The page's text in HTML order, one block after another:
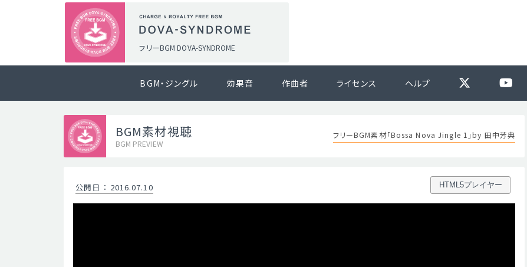
フリーBGM DOVA-SYNDROME
BGM・ジングル 効果音 作曲者 ライセンス ヘルプ
BGM素材視聴
BGM PREVIEW
フリーBGM素材「Bossa Nova Jingle 1」by 田中芳典
公開日 ： 2016.07.10 HTML5プレイヤー